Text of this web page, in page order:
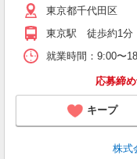
東京都千代田区
東京駅 徒歩約1分
就業時間：9:00〜
応募締
キープ
株式